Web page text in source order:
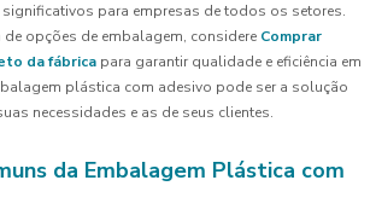
para empresas de todos os setores.
de opções de embalagem, considere Comprar
da fábrica para garantir qualidade e eficiência em
plástica com adesivo pode ser a solução
necessidades e as de seus clientes.
da Embalagem Plástica com